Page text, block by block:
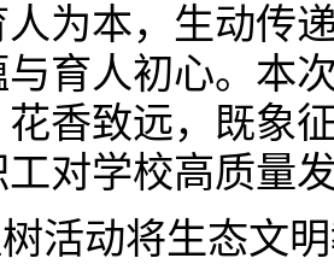
为本，生动传
与育人初心。本
香致远，既象
对学校高质量
活动将生态文